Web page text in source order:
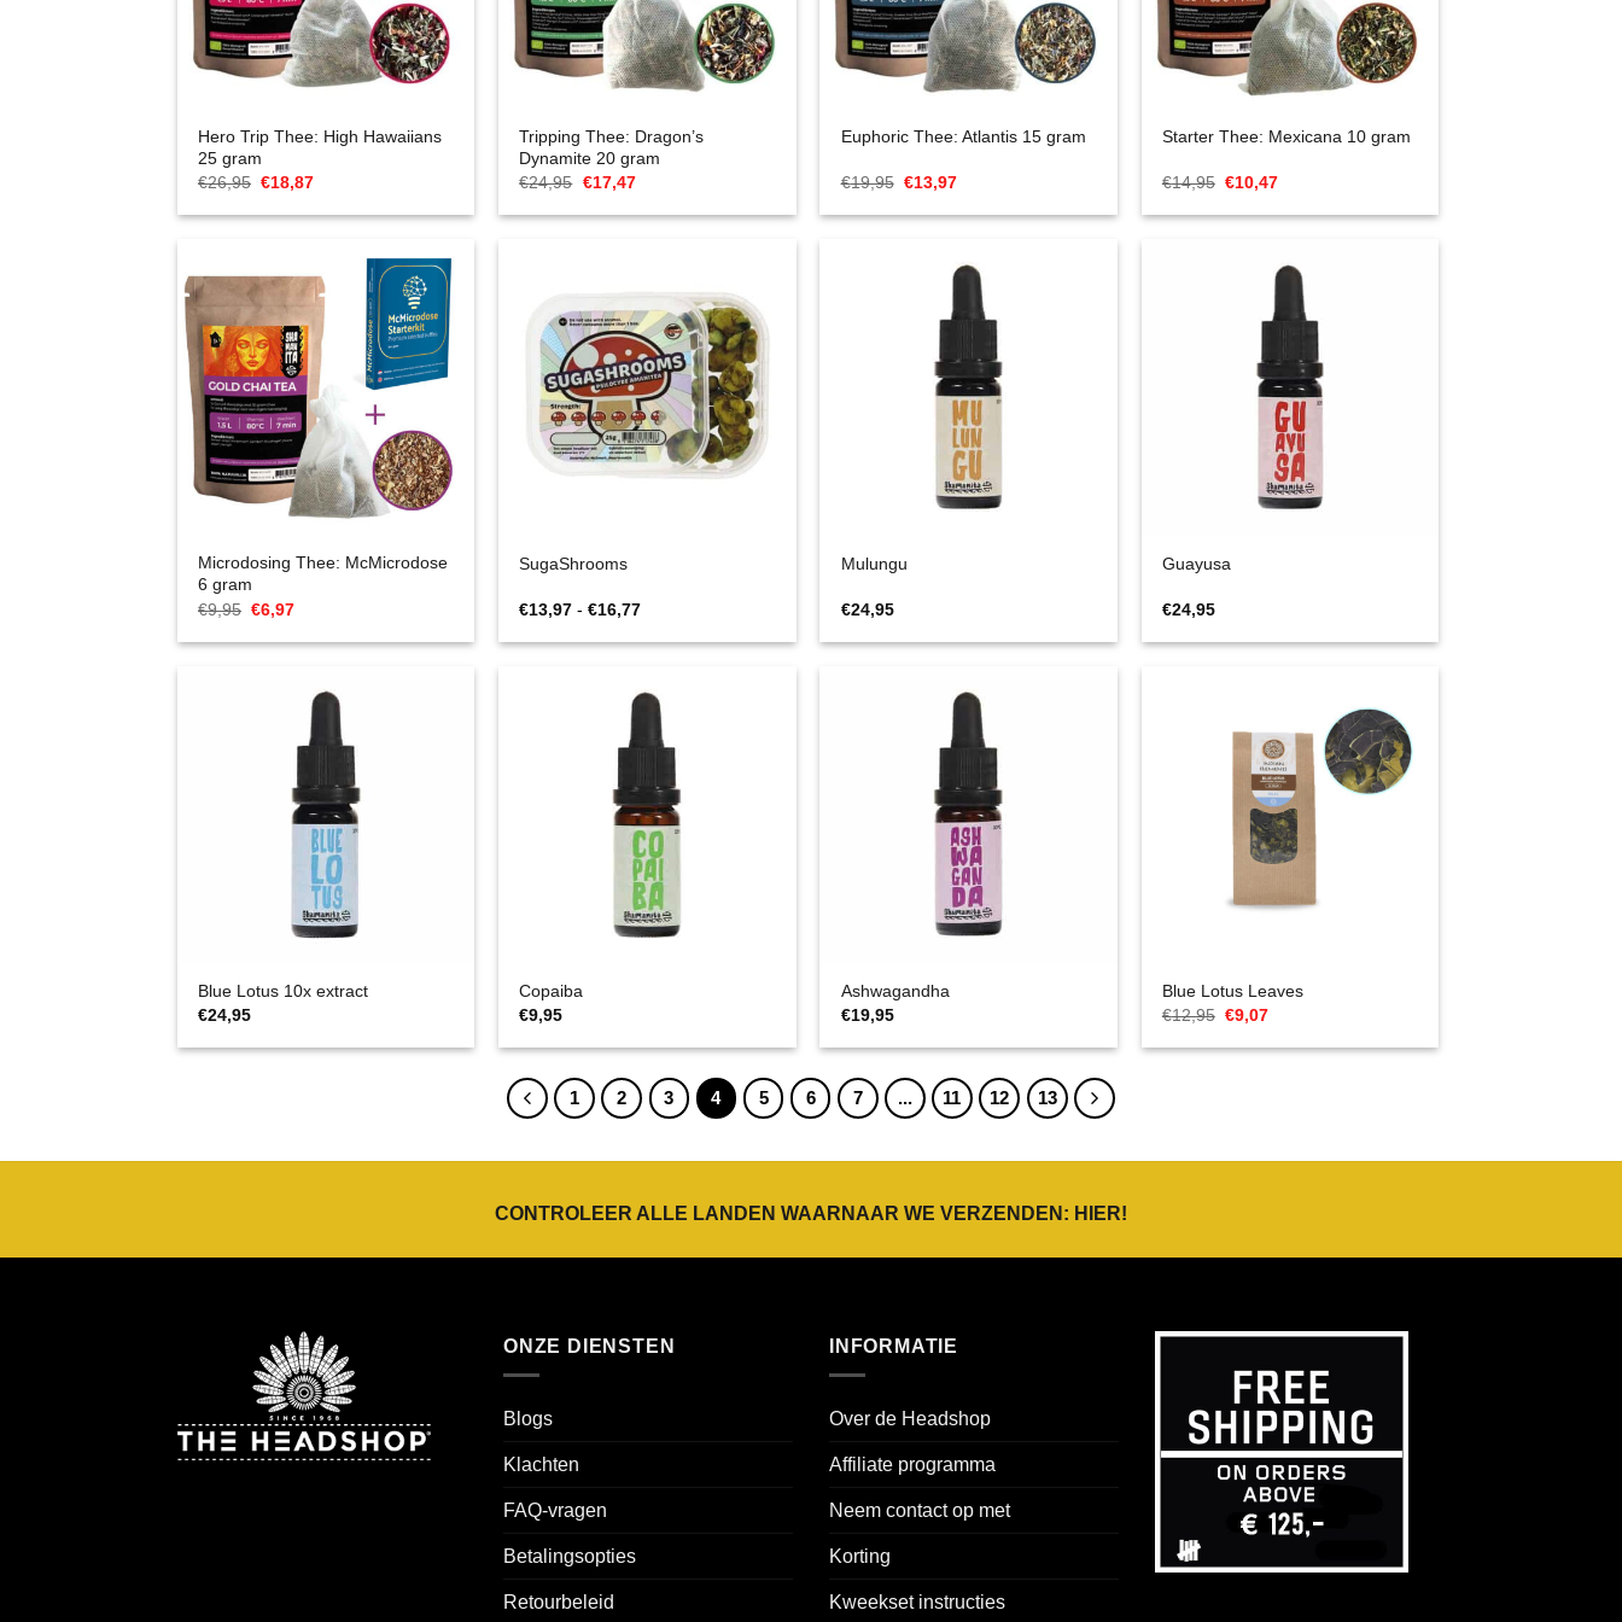
Hero Trip Thee: High Hawaiians
25 gram
€26,95 Oorspronkelijke
was:
€18,87Huidige
is:
Tripping Thee: Dragon’s
Dynamite 20 gram
€24,95 Oorspronkelijke
was:
€17,47Huidige
is:
Euphoric Thee: Atlantis 15 gram
€19,95 Oorspronkelijke
was:
€13,97Huidige
is:
Starter Thee: Mexicana 10 gram
€14,95 Oorspronkelijke
was:
€10,47Huidige
is:
Microdosing Thee: McMicrodose
6 gram
€9,95 Oorspronkelijke
was:
€6,97Huidige
is:
SugaShrooms
€13,97 - €16,77Prijsklasse:
tot
Mulungu
€24,95
Guayusa
€24,95
Blue Lotus 10x extract
€24,95
Copaiba
€9,95
Ashwagandha
€19,95
Blue Lotus Leaves
€12,95 Oorspronkelijke
was:
€9,07Huidige
is:
1 2 3 4 5 6 7 ... 11 12 13
CONTROLEER ALLE LANDEN WAARNAAR WE VERZENDEN: HIER!
ONZE DIENSTEN
Blogs
Klachten
FAQ-vragen
Betalingsopties
Retourbeleid
INFORMATIE
Over de Headshop
Affiliate programma
Neem contact op met
Korting
Kweekset instructies